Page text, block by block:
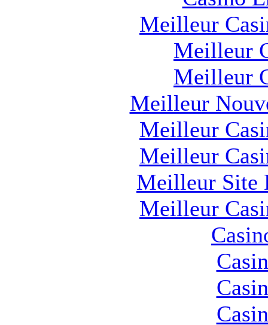
Meilleur
Meilleur
Meilleur
Meilleur
Meilleur
Meilleur
Meilleur Site
Meilleur